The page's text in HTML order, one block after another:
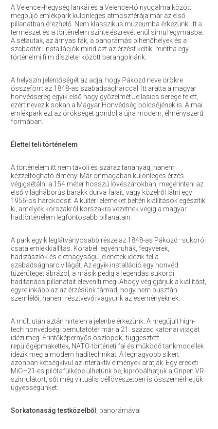
A Velencei-hegység lankái és a Velencei-tó nyugalma között
megbújó emlékpark különleges atmoszférája már az első
pillanatban érezhető. Nem klasszikus múzeumba érkezünk: itt a
természet és a történelem szinte észrevétlenül simul egymásba.
A sétautak, az árnyas fák, a panorámás pihenőhelyek és a
szabadtéri installációk mind azt az érzést keltik, mintha egy
történelmi film díszletei között barangolnánk.
A helyszín jelentőségét az adja, hogy Pákozd neve örökre
összeforrt az 1848-as szabadságharccal. Itt aratta a magyar
honvédsereg egyik első nagy győzelmét Jellasics serege felett,
ezért nevezik sokan a Magyar Honvédség bölcsőjének is. A mai
emlékpark ezt az örökséget gondolja újra modern, élményszerű
formában.
Élettel teli történelem
A történelem itt nem távoli és száraz tananyag, hanem
kézzelfogható élmény. Már önmagában különleges érzés
végigsétálni a 154 méter hosszú lövészárokban, megérinteni az
első világháborús barakk durva falait, vagy közelről látni egy
1956-os harckocsit. A kültéri elemeket beltéri kiállítások egészítik
ki, amelyek korszakról korszakra vezetnek végig a magyar
hadtörténelem legfontosabb pillanatain.
A park egyik leglátványosabb része az 1848-as Pákozd–sukorói
csata emlékkiállítás. Korabeli egyenruhák, fegyverek,
hadizászlók és életnagyságú jelenetek idézik fel a
szabadságharc világát. Az egyik installáció egy honvéd
tüzérüteget ábrázol, a másik pedig a legendás sukorói
haditanács pillanatait eleveníti meg. Ahogy végigjárjuk a kiállítást,
egyre inkább az az érzésünk támad, hogy nem pusztán
szemlélői, hanem résztvevői vagyunk az eseményeknek.
A múlt után aztán hirtelen a jelenbe érkezünk. A megújult high-
tech honvédségi bemutatótér már a 21. század katonai világát
idézi meg. Érintőképernyős oszlopok, függesztett
repülőgépmakettek, NATO-történeti fal és működő tankmodellek
idézik meg a modern haditechnikát. A legnagyobb sikert
azonban kétségkívül az interaktív élmények aratják. Egy eredeti
MiG–21-es pilótafülkébe ülhetünk be, kipróbálhatjuk a Gripen VR-
szimulátort, sőt még virtuális céllövészetben is összemérhetjük
ügyességünket.
Sorkatonaság testközelből , panorámával